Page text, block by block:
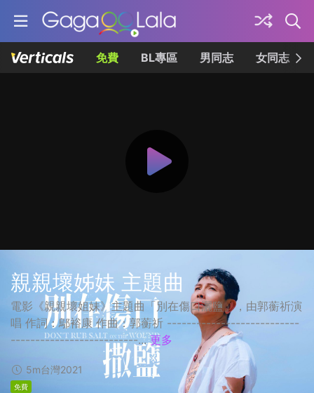
免費 BL專區 男同志 女同志
親親壞姊妹 主題曲
電影《親親壞姐妹》主題曲「別在傷口灑鹽」，由郭蘅祈演
唱 作詞：鄔裕康 作曲：郭蘅祈 ---------------------------
--------------------------... 更多
5m台灣2021
免費